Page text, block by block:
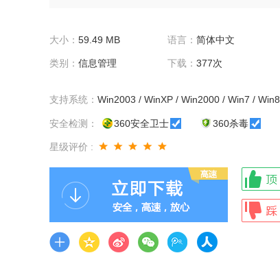
大小： 59.49 MB 语言： 简体中文
类别： 信息管理 下载： 377次
支持系统： Win2003 / WinXP / Win2000 / Win7 / Win8
安全检测： 360安全卫士 360杀毒
星级评价 :